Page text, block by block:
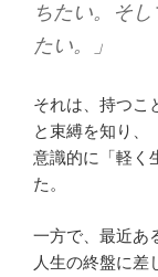
ちたい。そ
たい。」
それは、持つこ
と束縛を知り、
意識的に「軽く
た。
一方で、最近あ
人生の終盤に差